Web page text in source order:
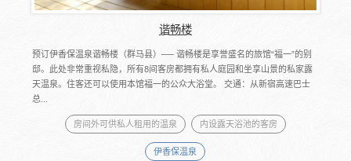
谐畅楼
预订伊香保温泉谐畅楼（群马县）── 谐畅楼是享誉盛名的旅馆“福一”的别
邸。此处非常重视私隐，所有8间客房都拥有私人庭园和坐享山景的私家露
天温泉。住客还可以使用本馆福一的公众大浴堂。 交通：从新宿高速巴士
总...
房间外可供私人租用的温泉 内设露天浴池的客房
伊香保温泉